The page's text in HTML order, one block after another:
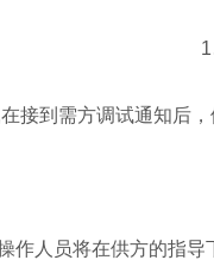
到需方调试通知后，
人员将在供方的指导